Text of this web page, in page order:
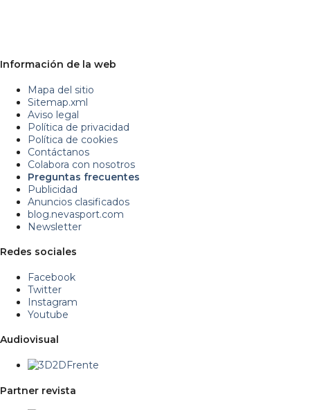
Información de la web
Mapa del sitio
Sitemap.xml
Aviso legal
Política de privacidad
Política de cookies
Contáctanos
Colabora con nosotros
Preguntas frecuentes
Publicidad
Anuncios clasificados
blog.nevasport.com
Newsletter
Redes sociales
Facebook
Twitter
Instagram
Youtube
Audiovisual
Partner revista